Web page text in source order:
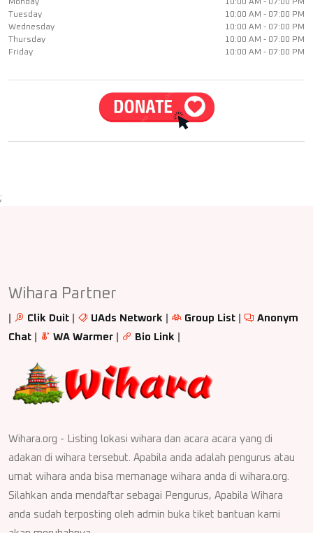
Monday
10:00 AM - 07:00 PM
Tuesday
10:00 AM - 07:00 PM
Wednesday
10:00 AM - 07:00 PM
Thursday
10:00 AM - 07:00 PM
Friday
10:00 AM - 07:00 PM
;
Wihara Partner
Clik Duit UAds Network Group List
Anonym
Chat
WA Warmer Bio Link
Wihara.org - Listing lokasi wihara dan acara acara yang di
adakan di wihara tersebut. Apabila anda adalah pengurus atau
umat wihara anda bisa memanage wihara anda di wihara.org.
Silahkan anda mendaftar sebagai Pengurus, Apabila Wihara
anda sudah terposting oleh admin buka tiket bantuan kami